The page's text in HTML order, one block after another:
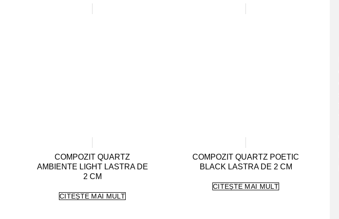
COMPOZIT QUARTZ
AMBIENTE LIGHT LASTRA DE
2 CM
CITEȘTE MAI MULT
COMPOZIT QUARTZ POETIC
BLACK LASTRA DE 2 CM
CITEȘTE MAI MULT